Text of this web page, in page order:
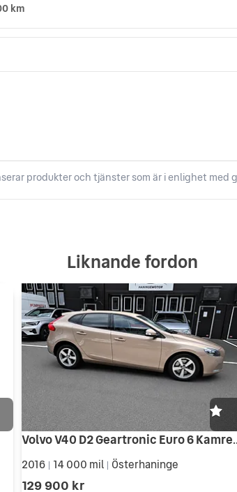
km
produkter och tjänster som är i enlighet med
Liknande fordon
Volvo V40 D2
2016 | 14 000 mil | Österhaninge
129 900 kr